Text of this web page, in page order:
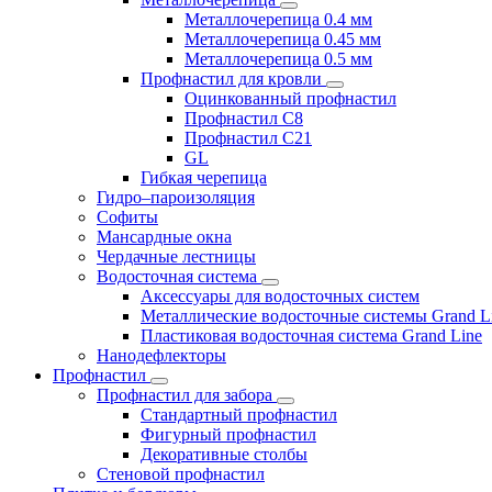
Металлочерепица 0.4 мм
Металлочерепица 0.45 мм
Металлочерепица 0.5 мм
Профнастил для кровли
Оцинкованный профнастил
Профнастил С8
Профнастил С21
GL
Гибкая черепица
Гидро–пароизоляция
Софиты
Мансардные окна
Чердачные лестницы
Водосточная система
Аксессуары для водосточных систем
Металлические водосточные системы Grand
Пластиковая водосточная система Grand Line
Нанодефлекторы
Профнастил
Профнастил для забора
Стандартный профнастил
Фигурный профнастил
Декоративные столбы
Стеновой профнастил